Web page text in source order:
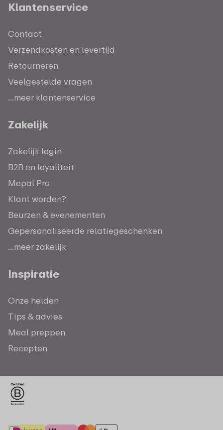
Klantenservice
Contact
Verzendkosten en levertijd
Retourneren
Veelgestelde vragen
...meer klantenservice
Zakelijk
Zakelijk login
B2B en loyaliteit
Mepal Pro
Klant worden?
Beurzen & evenementen
Gepersonaliseerde relatiegeschenken
...meer zakelijk
Inspiratie
Onze helden
Tips & advies
Meal preppen
Recepten